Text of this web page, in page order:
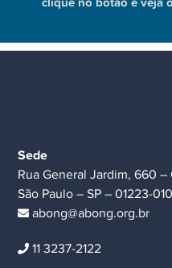
Sede
Rua General Jardim, 660 –
São Paulo – SP – 01223-010
abong@abong.org.br
11 3237-2122